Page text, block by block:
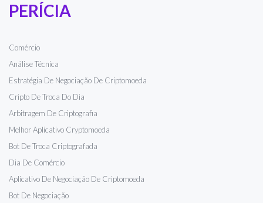
PERÍCIA
Comércio
Análise Técnica
Estratégia De Negociação De Criptomoeda
Cripto De Troca Do Dia
Arbitragem De Criptografia
Melhor Aplicativo Cryptomoeda
Bot De Troca Criptografada
Dia De Comércio
Aplicativo De Negociação De Criptomoeda
Bot De Negociação